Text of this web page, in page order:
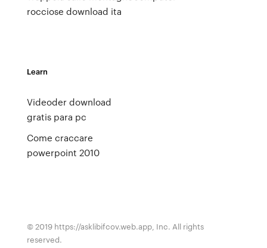
rocciose download ita
Learn
Videoder download
gratis para pc
Come craccare
powerpoint 2010
© 2019 https://asklibifcov.web.app, Inc. All rights
reserved.